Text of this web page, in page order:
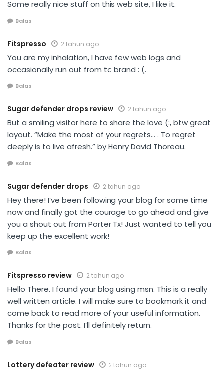
Some really nice stuff on this web site, I like it.
Balas
Fitspresso 2 tahun ago
You are my inhalation, I have few web logs and
occasionally run out from to brand : (.
Balas
Sugar defender drops review 2 tahun ago
But a smiling visitor here to share the love (:, btw great
layout. “Make the most of your regrets… . To regret
deeply is to live afresh.” by Henry David Thoreau.
Balas
Sugar defender drops 2 tahun ago
Hey there! I’ve been following your blog for some time
now and finally got the courage to go ahead and give
you a shout out from Porter Tx! Just wanted to tell you
keep up the excellent work!
Balas
Fitspresso review 2 tahun ago
Hello There. I found your blog using msn. This is a really
well written article. I will make sure to bookmark it and
come back to read more of your useful information.
Thanks for the post. I’ll definitely return.
Balas
Lottery defeater review 2 tahun ago